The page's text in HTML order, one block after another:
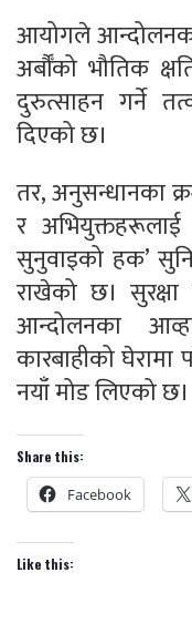
आयोगले
अर्बौँको भौतिक
दुरुत्साहन गर्ने
दिएको छ।
तर, अनुसन्धानका
र
सुनुवाइको हक’
राखेको छ।
आन्दोलनका
कारबाहीको
नयाँ मोड लिएको छ।
Share this:
Facebook
Like this: